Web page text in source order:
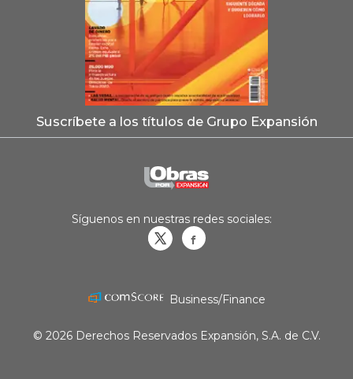
Suscríbete a los títulos de Grupo Expansión
Síguenos en nuestras redes sociales:
Business/Finance
© 2026 Derechos Reservados Expansión, S.A. de C.V.